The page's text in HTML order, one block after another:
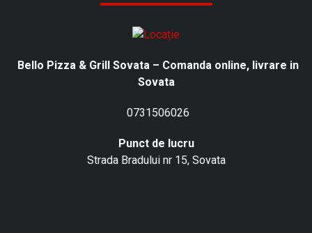
Bello Pizza & Grill Sovata – Comanda online, livrare in
Sovata
0731506026
Punct de lucru
Strada Bradului nr 15, Sovata